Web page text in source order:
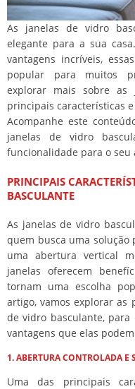
As janelas de vidro
elegante para a sua
vantagens incríveis,
popular para muitos
explorar mais sobre as
principais características
Acompanhe este
janelas de vidro
funcionalidade para o seu
PRINCIPAIS
BASCULANTE
As janelas de vidro
quem busca uma solução
uma abertura vertical
janelas oferecem
tornam uma escolha
artigo, vamos explorar as
de vidro basculante,
vantagens que elas
1. ABERTURA CONTROLADA E
Uma das principais